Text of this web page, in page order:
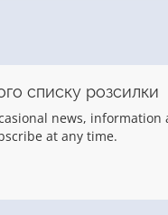
списку розсилки
news,
at any time.